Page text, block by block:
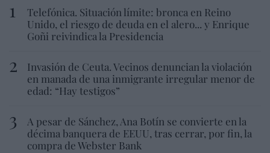
Telefónica. Situación límite: bronca en Reino
Unido, el riesgo de deuda en el alero... y Enrique
Goñi reivindica la Presidencia
Invasión de Ceuta. Vecinos denuncian la violación
en manada de una inmigrante irregular menor de
edad: “Hay testigos”
A pesar de Sánchez, Ana Botín se convierte en la
décima banquera de EEUU, tras cerrar, por fin, la
compra de Webster Bank